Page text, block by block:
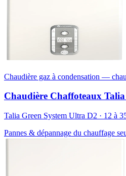
Chaudière gaz à condensation —
Chaudière Chaffoteaux
Talia Green System Ultra D2 · 12 à
Pannes & dépannage du chauffage